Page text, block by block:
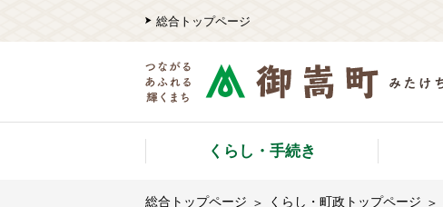
総合トップページ
くらし・手続き
総合トップページ くらし・町政トップページ